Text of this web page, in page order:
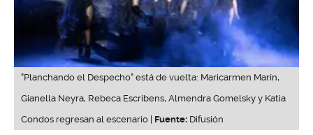
"Planchando el Despecho" está de vuelta: Maricarmen Marín,
Gianella Neyra, Rebeca Escribens, Almendra Gomelsky y Katia
Condos regresan al escenario | Fuente: Difusión